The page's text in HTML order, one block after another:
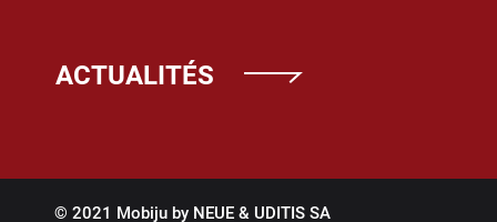
ACTUALITÉS
© 2021 Mobiju by NEUE & UDITIS SA